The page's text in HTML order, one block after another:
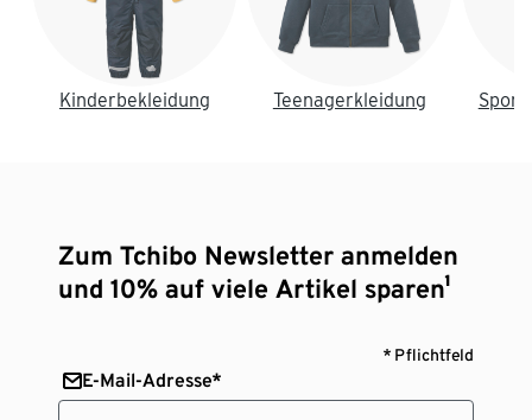
Kinderbekleidung Teenagerkleidung
Zum Tchibo Newsletter anmelden
und 10% auf viele Artikel sparen¹
* Pflichtfeld
E-Mail-Adresse*